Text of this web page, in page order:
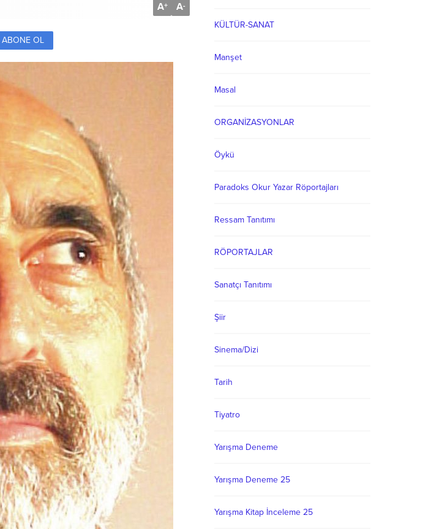
A+ A-
ABONE OL
KÜLTÜR-SANAT
Manşet
Masal
ORGANİZASYONLAR
Öykü
Paradoks Okur Yazar Röportajları
Ressam Tanıtımı
RÖPORTAJLAR
Sanatçı Tanıtımı
Şiir
Sinema/Dizi
Tarih
Tiyatro
Yarışma Deneme
Yarışma Deneme 25
Yarışma Kitap İnceleme 25